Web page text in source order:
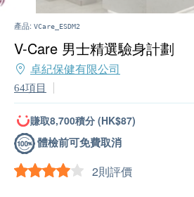
產品: VCare_ESDM2
V-Care 男士精選驗身計劃
卓紀保健有限公司
64項目
賺取8,700積分 (HK$87)
體檢前可免費取消
2則評價